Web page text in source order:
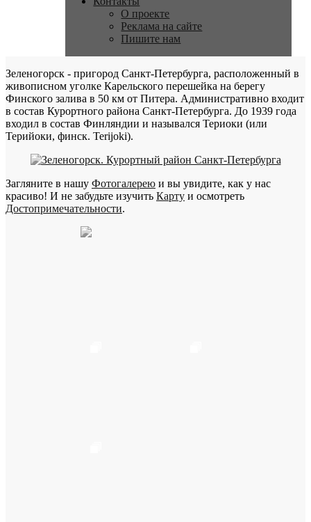
О проекте
Реклама на сайте
Пишите нам
Зеленогорск - пригород Санкт-Петербурга, расположенный в
живописном уголке Карельского перешейка на берегу
Финского залива в 50 км от Питера. Административно входит
в состав Курортного района Санкт-Петербурга. До 1939 года
входил в состав Финляндии и назывался Териоки (или
Терийоки, финск. Terijoki).
Загляните в нашу Фотогалерею и вы увидите, как у нас
красиво! И не забудьте изучить Карту и осмотреть
Достопримечательности.